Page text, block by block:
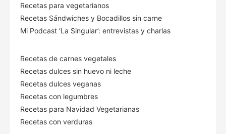
Recetas para vegetarianos
Recetas Sándwiches y Bocadillos sin carne
Mi Podcast ‘La Singular’: entrevistas y charlas
Recetas de carnes vegetales
Recetas dulces sin huevo ni leche
Recetas dulces veganas
Recetas con legumbres
Recetas para Navidad Vegetarianas
Recetas con verduras